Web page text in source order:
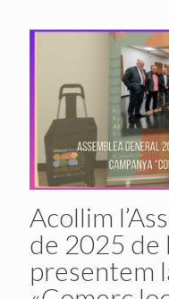
Acollim
de 2025 de
presentem